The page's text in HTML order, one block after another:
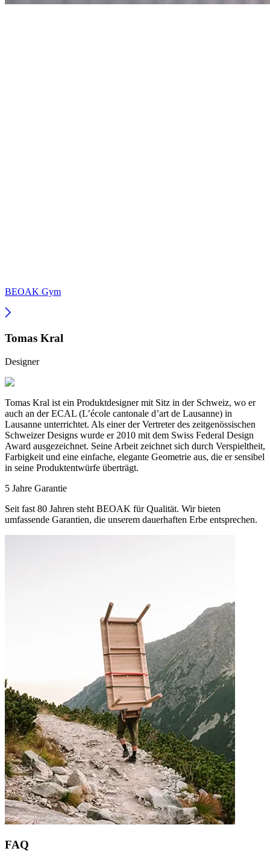
BEOAK Gym
Tomas Kral
Designer
Tomas Kral ist ein Produktdesigner mit Sitz in der Schweiz, wo er
auch an der ECAL (L’école cantonale d’art de Lausanne) in
Lausanne unterrichtet. Als einer der Vertreter des zeitgenössischen
Schweizer Designs wurde er 2010 mit dem Swiss Federal Design
Award ausgezeichnet. Seine Arbeit zeichnet sich durch Verspieltheit,
Farbigkeit und eine einfache, elegante Geometrie aus, die er sensibel
in seine Produktentwürfe überträgt.
5 Jahre Garantie
Seit fast 80 Jahren steht BEOAK für Qualität. Wir bieten
umfassende Garantien, die unserem dauerhaften Erbe entsprechen.
FAQ